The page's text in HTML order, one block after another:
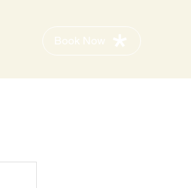
Book Now